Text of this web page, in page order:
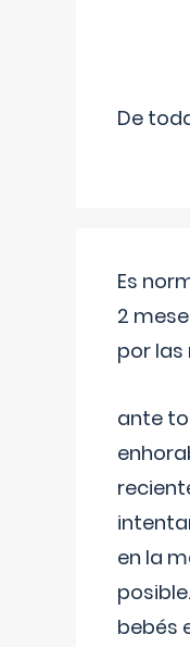
De
Es
2
por las
ante
en la
bebés